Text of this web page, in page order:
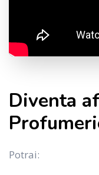
Diventa
Potrai: